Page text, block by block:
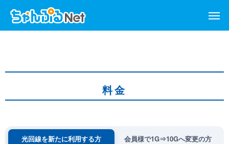
料金
光回線を新たに利用する方 会員様で1G⇒10Gへ変更の方